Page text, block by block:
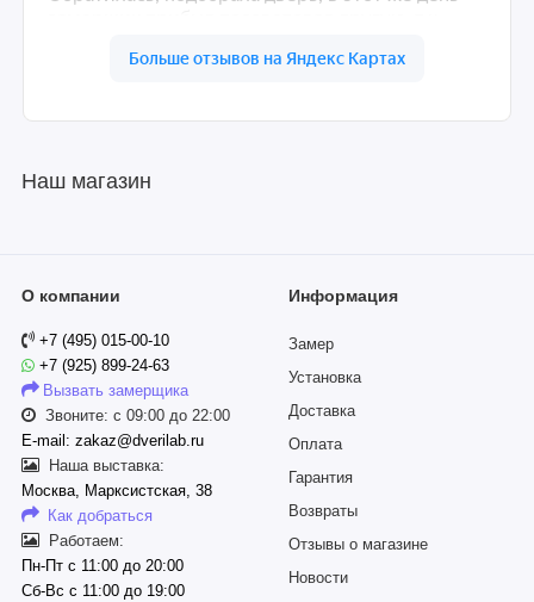
Наш магазин
О компании
+7 (495) 015-00-10
+7 (925) 899-24-63
Вызвать замерщика
Звоните: с 09:00 до 22:00
E-mail: zakaz@dverilab.ru
Наша выставка:
Москва, Марксистская, 38
Как добраться
Работаем:
Пн-Пт с 11:00 до 20:00
Сб-Вс с 11:00 до 19:00
Информация
Замер
Установка
Доставка
Оплата
Гарантия
Возвраты
Отзывы о магазине
Новости